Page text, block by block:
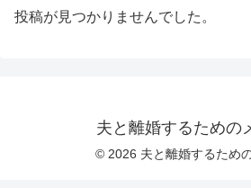
投稿が見つかりませんでした。
夫と離婚するための
© 2026 夫と離婚するため